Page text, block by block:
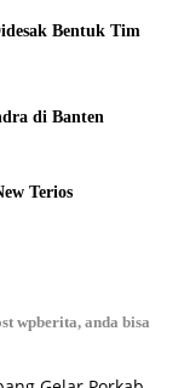
Bentuk Tim
di Banten
Terios
wpberita, anda bisa